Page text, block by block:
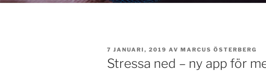
PUBLICERAT
7 JANUARI, 2019 AV MARCUS ÖSTERBERG
Stressa ned – ny app för